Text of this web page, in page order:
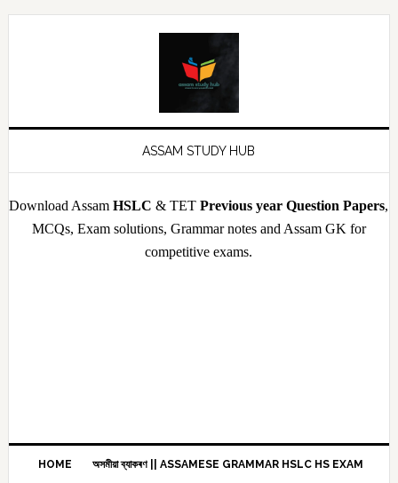
Skip
Skip
Skip
Skip
ASSAM STUDY HUB
Download AssamHSLC & TETPrevious year Question Papers,
MCQs, Exam solutions, Grammar notes and Assam GK for
competitive exams.
HOME অসমীয়া ব্যাকৰণ || ASSAMESE GRAMMAR HSLC HS EXAM